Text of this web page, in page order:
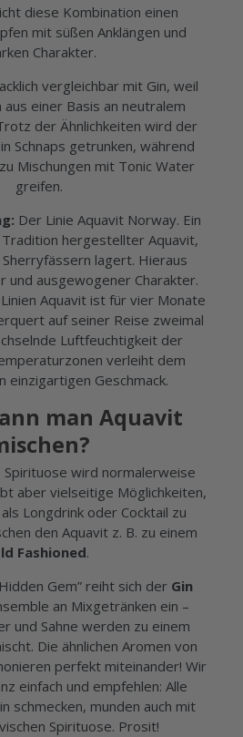
diese Kombination einen
mit süßen Anklängen und
Charakter.
vergleichbar mit Gin, weil
einer Basis an neutralem
der Ähnlichkeiten wird der
Schnaps getrunken, während
Mischungen mit Tonic Water
greifen.
Der Linie Aquavit Norway. Ein
hergestellter Aquavit,
lagert. Hieraus
und ausgewogener Charakter.
Aquavit ist für vier Monate
auf seiner Reise zweimal
Luftfeuchtigkeit der
verleiht dem
einzigartigen Geschmack.
man Aquavit
Spirituose wird normalerweise
aber vielseitige Möglichkeiten,
Longdrink oder Cocktail zu
den Aquavit z. B. zu einem
Fashioned.
Gem” reiht sich der Gin
an Mixgetränken ein –
und Sahne werden zu einem
Die ähnlichen Aromen von
perfekt miteinander! Wir
einfach und empfehlen: Alle
schmecken, munden auch mit
Spirituose. Prosit!